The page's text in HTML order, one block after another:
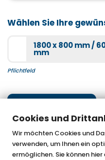
Cookies und
Wir möchten Cookies und
verwenden, um Ihnen ein
ermöglichen. Sie können
S3000
Wählen Sie Ihre
1800 x 800 mm /
mm
Pflichtfeld
Nächster Schritt
OTTOFOND GmbH & Co.